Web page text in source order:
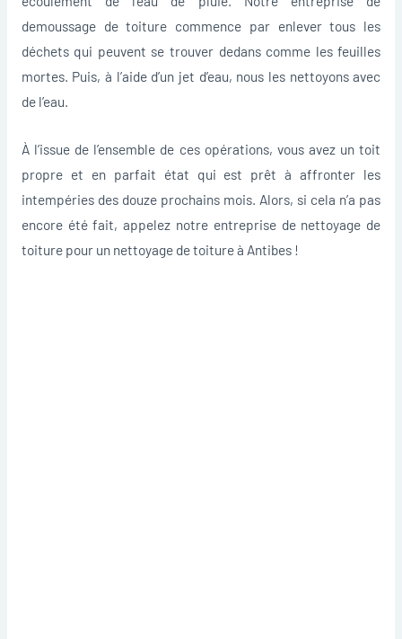
demoussage de toiture commence par enlever tous les
déchets qui peuvent se trouver dedans comme les feuilles
mortes. Puis, à l’aide d’un jet d’eau, nous les nettoyons avec
de l’eau.
À l’issue de l’ensemble de ces opérations, vous avez un toit
propre et en parfait état qui est prêt à affronter les
intempéries des douze prochains mois. Alors, si cela n’a pas
encore été fait, appelez notre entreprise de nettoyage de
toiture pour un nettoyage de toiture à Antibes !